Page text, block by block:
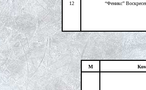
12 “Феникс”
М